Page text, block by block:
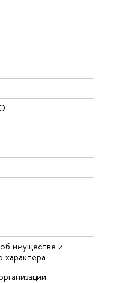
имуществе и
характера